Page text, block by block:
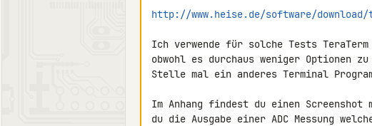
http://www.heise.de/software/download/
Ich verwende für solche Tests
obwohl es durchaus weniger Optionen
Stelle mal ein anderes Terminal
Im Anhang findest du einen Screenshot
du die Ausgabe einer ADC Messung